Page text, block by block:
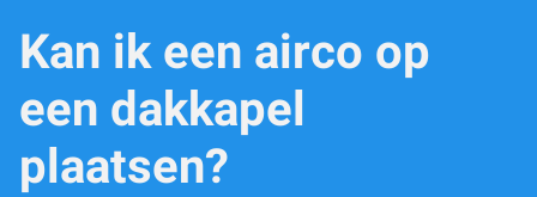
Kan ik een airco op
een dakkapel
plaatsen?